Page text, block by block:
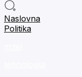
Naslovna
Politika